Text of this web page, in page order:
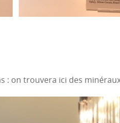
: on trouvera ici des